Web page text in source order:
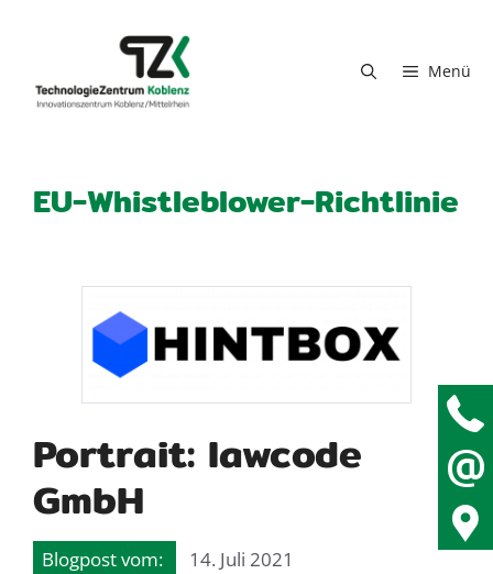
Menü
EU-Whistleblower-Richtlinie
Portrait: lawcode
GmbH
14. Juli 2021